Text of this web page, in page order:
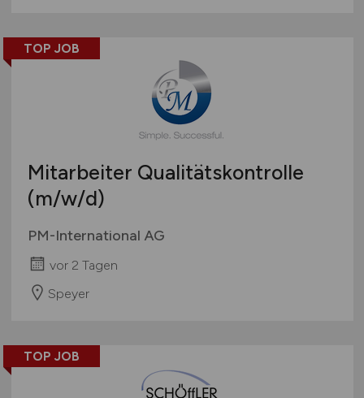
TOP JOB
Mitarbeiter Qualitätskontrolle
(m/w/d)
PM-International AG
vor 2 Tagen
Speyer
TOP JOB